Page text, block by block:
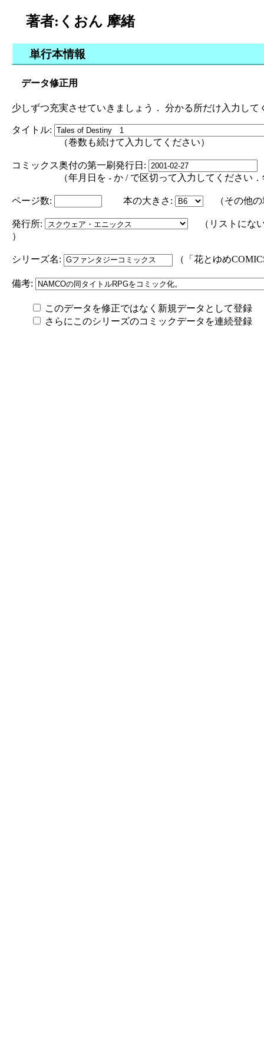
著者:くおん 摩緒
単行本情報
データ修正用
少しずつ充実させていきましょう． 分かる所だけ入力し
タイトル:
（巻数も続けて入力してください）
コミックス奥付の第一刷発行日:
（年月日を - か / で区切って入力してください．年
ページ数: 本の大きさ: （その他の
発行所:
（リストにな
）
シリーズ名: （「花とゆめ
備考:
このデータを修正ではなく新規データとして登録
さらにこのシリーズのコミックデータを連続登録